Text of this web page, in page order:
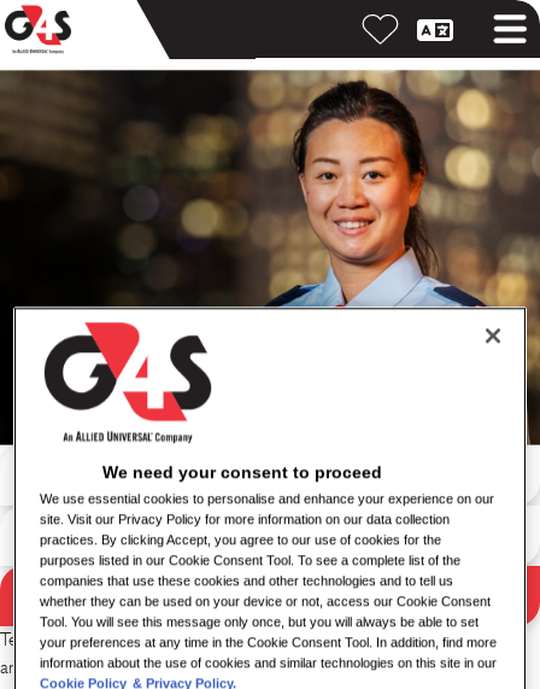
Resultados da pesquisa
Pesquisar por palavra-chave
Pesquisar por local
Pesquisa
Tente uma combinação diferente de palavra-chave/localização ou
amplie seus critérios de pesquisa.
We need your consent to proceed
We use essential cookies to personalise and enhance your experience on our
site. Visit our Privacy Policy for more information on our data collection
practices. By clicking Accept, you agree to our use of cookies for the
purposes listed in our Cookie Consent Tool. To see a complete list of the
companies that use these cookies and other technologies and to tell us
whether they can be used on your device or not, access our Cookie Consent
Tool. You will see this message only once, but you will always be able to set
your preferences at any time in the Cookie Consent Tool. In addition, find more
information about the use of cookies and similar technologies on this site in our
Cookie Policy & Privacy Policy.